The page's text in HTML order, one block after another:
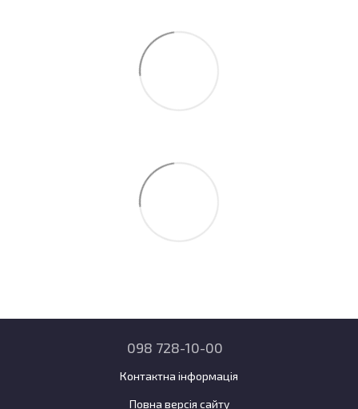
098 728-10-00
Контактна інформація
Повна версія сайту